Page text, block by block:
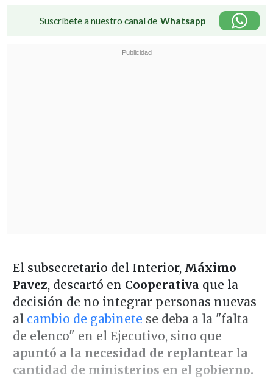
Suscríbete a nuestro canal de Whatsapp
El subsecretario del Interior, Máximo
Pavez, descartó en Cooperativa que la
decisión de no integrar personas nuevas
al cambio de gabinete se deba a la "falta
de elenco" en el Ejecutivo, sino que
apuntó a la necesidad de replantear la
cantidad de ministerios en el gobierno.